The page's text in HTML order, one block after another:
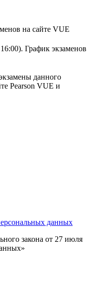
на сайте VUE
График экзаменов
данного
Pearson VUE и
данных
закона от 27 июля